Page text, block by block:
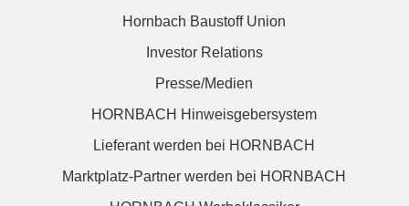
Hornbach Baustoff Union
Investor Relations
Presse/Medien
HORNBACH Hinweisgebersystem
Lieferant werden bei HORNBACH
Marktplatz-Partner werden bei HORNBACH